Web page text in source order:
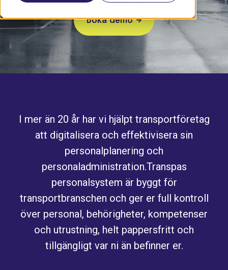
Boka demo
I mer än 20 år har vi hjälpt transportföretag
att digitalisera och effektivisera sin
personalplanering och
personaladministration.Transpas
personalsystem är byggt för
transportbranschen och ger er full kontroll
över personal, behörigheter, kompetenser
och utrustning, helt pappersfritt och
tillgängligt var ni än befinner er.